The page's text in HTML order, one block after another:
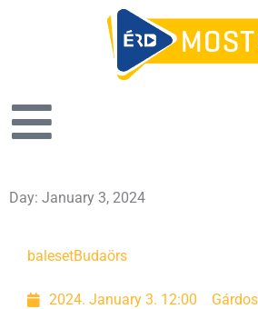
Day: January 3, 2024
balesetBudaörs
2024. January 3. 12:00